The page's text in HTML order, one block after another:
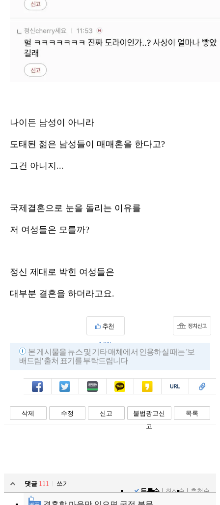
나이든 남성이 아니라
도태된 젊은 남성들이 매매혼을 한다고?
그건 아니지...
국제결혼으로 눈을 돌리는 이유를
저 여성들은 모를까?
정신 제대로 박힌 여성들은
대부분 결혼을 하더라고요.
추천
1,015
본 게시물을 뉴스 및 기타 매체에서 인용하실 때는 '보
배드림' 출처 표기를 부탁드립니다
페북 트윗 밴드 카톡 카스 복사 스크랩
삭제 수정 신고
불법광고신
고
목록
댓글 111
쓰기
등록순
최신순 추천순